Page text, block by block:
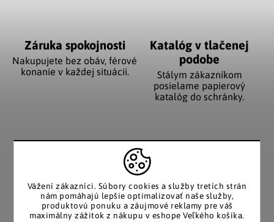
Vážení zákazníci. Súbory cookies a služby tretích strán
nám pomáhajú lepšie optimalizovať naše služby,
produktovú ponuku a záujmové reklamy pre váš
maximálny zážitok z nákupu v eshope Veľkého košíka.
Záruka spokojnosti
Nakupujete bez obáv, férové
​​konanie v každej situácii.
Katalóg v tlačenej
podobe
Stálym zákazníkom
posielame papierový
katalóg do schránky.
Za desiatky rokov na trhu
máme tisíce spokojných
zákazníkov.
Značkový tovar s garanciou
pôvodu. Rýchle odoslanie z
Česka.